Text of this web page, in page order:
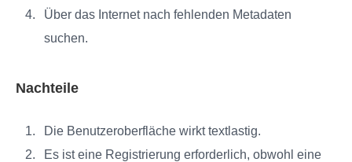
Über das Internet nach fehlenden Metadaten
suchen.
Nachteile
Die Benutzeroberfläche wirkt textlastig.
Es ist eine Registrierung erforderlich, obwohl eine